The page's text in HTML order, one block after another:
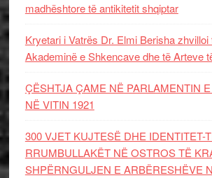
madhështore të antikitetit shqiptar
Kryetari i Vatrës Dr. Elmi Berisha
Akademinë e Shkencave dhe të Arteve
ÇËSHTJA ÇAME NË PARLAMENTIN
NË VITIN 1921
300 VJET KUJTESË DHE IDENTITET-
RRUMBULLAKËT NË OSTROS TË
SHPËRNGULJEN E ARBËRESHËVE